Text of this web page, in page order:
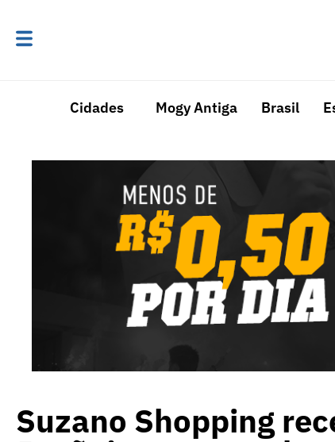
Cidades Mogy Antiga Brasil
Suzano Shopping